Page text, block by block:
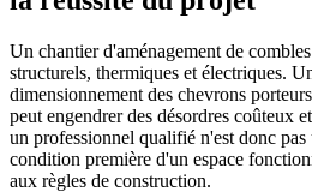
Un chantier d'aménagement de
structurels, thermiques et électriques.
dimensionnement des chevrons
peut engendrer des désordres coûteux
un professionnel qualifié n'est donc
condition première d'un espace
aux règles de construction.